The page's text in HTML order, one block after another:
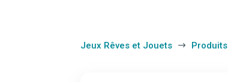
Jeux Rêves et Jouets $ Produits